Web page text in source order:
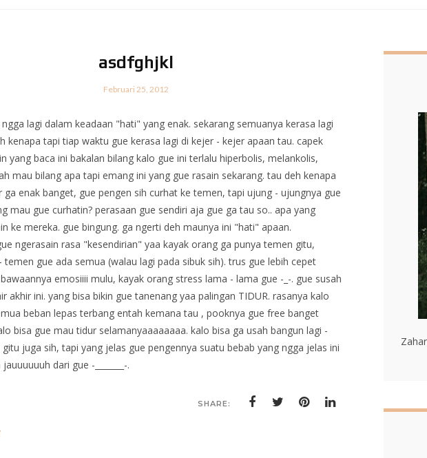
asdfghjkl
Februari 25, 2012
lagi dalam keadaan "hati" yang enak. sekarang semuanya kerasa lagi
kenapa tapi tiap waktu gue kerasa lagi di kejer - kejer apaan tau. capek
yang baca ini bakalan bilang kalo gue ini terlalu hiperbolis, melankolis,
mau bilang apa tapi emang ini yang gue rasain sekarang. tau deh kenapa
ga enak banget, gue pengen sih curhat ke temen, tapi ujung - ujungnya gue
mau gue curhatin? perasaan gue sendiri aja gue ga tau so.. apa yang
ke mereka. gue bingung. ga ngerti deh maunya ini "hati" apaan.
ngerasain rasa "kesendirian" yaa kayak orang ga punya temen gitu,
temen gue ada semua (walau lagi pada sibuk sih). trus gue lebih cepet
emosiiii mulu, kayak orang stress lama - lama gue -_-. gue susah
akhir ini. yang bisa bikin gue tanenang yaa palingan TIDUR. rasanya kalo
beban lepas terbang entah kemana tau , pooknya gue free banget
bisa gue mau tidur selamanyaaaaaaaa. kalo bisa ga usah bangun lagi -
juga sih, tapi yang jelas gue pengennya suatu bebab yang ngga jelas ini
dari gue -_______-.
SHARE: